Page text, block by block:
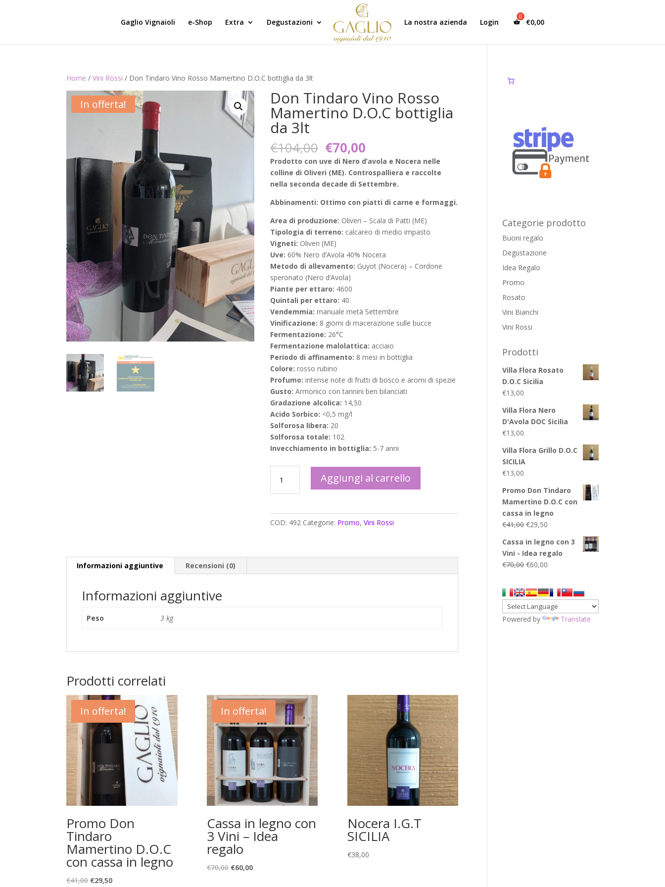
Gaglio Vignaioli e-Shop Extra Degustazioni La nostra azienda Login €0,00
Home /Vini Rossi / Don Tindaro Vino Rosso Mamertino D.O.C bottiglia da 3lt
In offerta! Don Tindaro Vino Rosso
Mamertino D.O.C bottiglia
da 3lt
€104,00 Il
prezzo
originale
era:
€104,00.
€70,00
prezzo
attuale
è:
€70,00.
Prodotto con uve di Nero d’avola e Nocera nelle
colline di Oliveri (ME). Controspalliera e raccolte
nella seconda decade di Settembre.
Abbinamenti: Ottimo con piatti di carne e formaggi.
Area di produzione: Oliveri – Scala di Patti (ME)
Tipologia di terreno: calcareo di medio impasto
Vigneti: Oliveri (ME)
Uve: 60% Nero d’Avola 40% Nocera
Metodo di allevamento: Guyot (Nocera) – Cordone
speronato (Nero d’Avola)
Piante per ettaro: 4600
Quintali per ettaro: 40
Vendemmia: manuale metà Settembre
Vinificazione: 8 giorni di macerazione sulle bucce
Fermentazione: 26°C
Fermentazione malolattica: acciaio
Periodo di affinamento: 8 mesi in bottiglia
Colore: rosso rubino
Profumo: intense note di frutti di bosco e aromi di spezie
Gusto: Armonico con tannini ben bilanciati
Gradazione alcolica: 14,50
Acido Sorbico: <0,5 mg/l
Solforosa libera: 20
Solforosa totale: 102
Invecchiamento in bottiglia: 5-7 anni
Tindaro
Vino
Mamertino
D.O.C
quantità
Aggiungi al carrello
COD: 492 Categorie: Promo,Vini Rossi
Informazioni aggiuntive Recensioni (0)
Informazioni aggiuntive
Peso 3 kg
Prodotti correlati
In offerta!
Promo Don
Tindaro
Mamertino D.O.C
con cassa in legno
€41,00 Il
€29,50Il
In offerta!
Cassa in legno con
3 Vini – Idea
regalo
€70,00 Il
€60,00Il
Nocera I.G.T
SICILIA
€38,00
Categorie prodotto
Buoni regalo
Degustazione
Idea Regalo
Promo
Rosato
Vini Bianchi
Vini Rossi
Prodotti
Villa Flora Rosato
D.O.C Sicilia
€13,00
Villa Flora Nero
D'Avola DOC Sicilia
€13,00
Villa Flora Grillo D.O.C
SICILIA
€13,00
Promo Don Tindaro
Mamertino D.O.C con
cassa in legno
€41,00 Il
originale
era:
€41,00.
€29,50
attuale
è:
Cassa in legno con 3
Vini - Idea regalo
€70,00 Il
originale
era:
€70,00.
€60,00
attuale
è:
€60,00.
Powered by
Translate